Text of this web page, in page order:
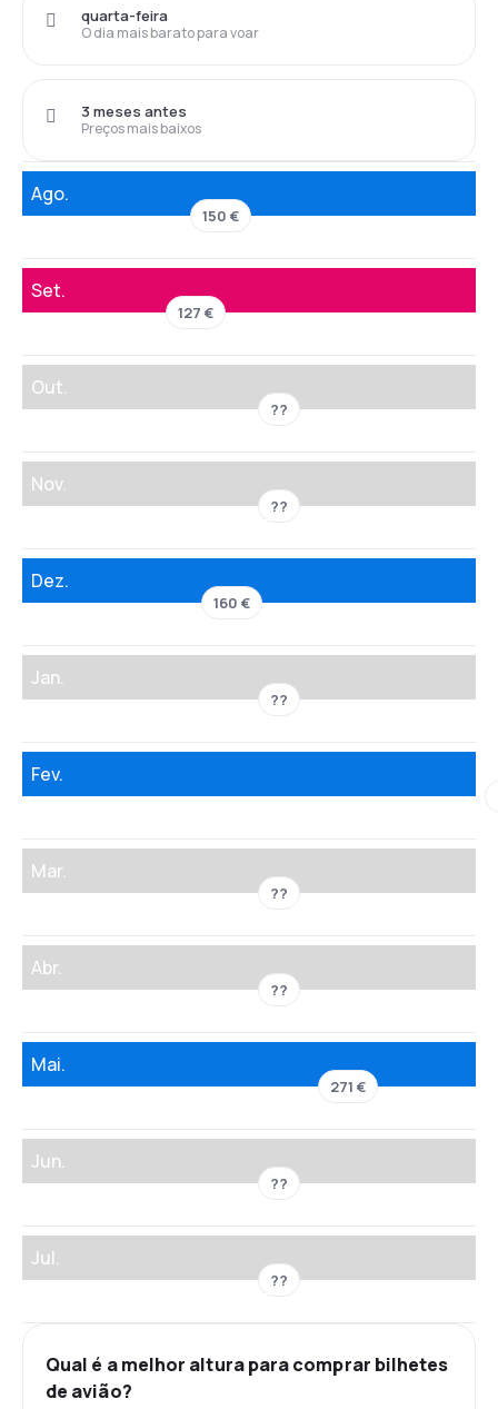
O dia mais barato para voar
quarta-feira
Preços mais baixos
3 meses antes
Ago.
150 €
Set.
127 €
Out.
??
Nov.
??
Dez.
160 €
Jan.
??
Fev.
Mar.
??
Abr.
??
Mai.
271 €
Jun.
??
Jul.
??
Qual é a melhor altura para comprar bilhetes
de avião?